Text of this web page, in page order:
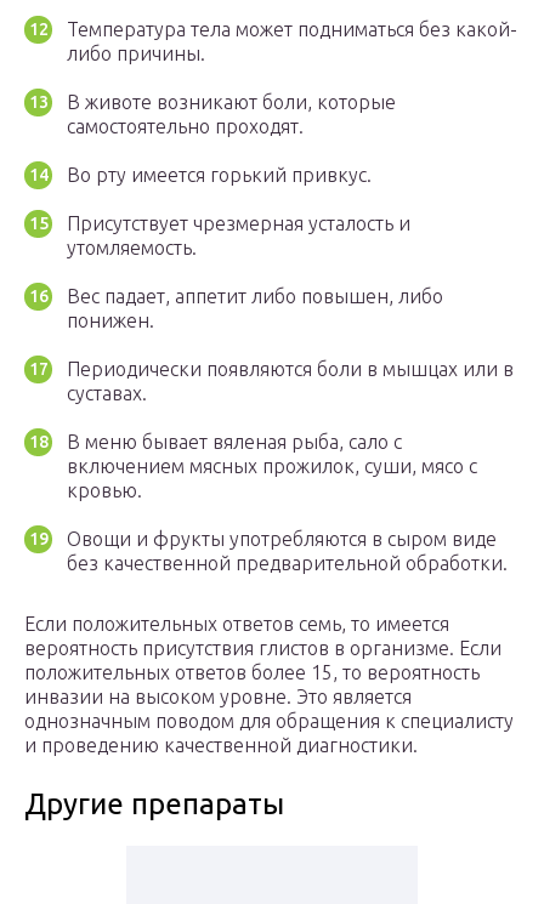
Температура тела может подниматься без какой-
либо причины.
В животе возникают боли, которые
самостоятельно проходят.
Во рту имеется горький привкус.
Присутствует чрезмерная усталость и
утомляемость.
Вес падает, аппетит либо повышен, либо
понижен.
Периодически появляются боли в мышцах или в
суставах.
В меню бывает вяленая рыба, сало с
включением мясных прожилок, суши, мясо с
кровью.
Овощи и фрукты употребляются в сыром виде
без качественной предварительной обработки.
Если положительных ответов семь, то имеется
вероятность присутствия глистов в организме. Если
положительных ответов более 15, то вероятность
инвазии на высоком уровне. Это является
однозначным поводом для обращения к специалисту
и проведению качественной диагностики.
Другие препараты